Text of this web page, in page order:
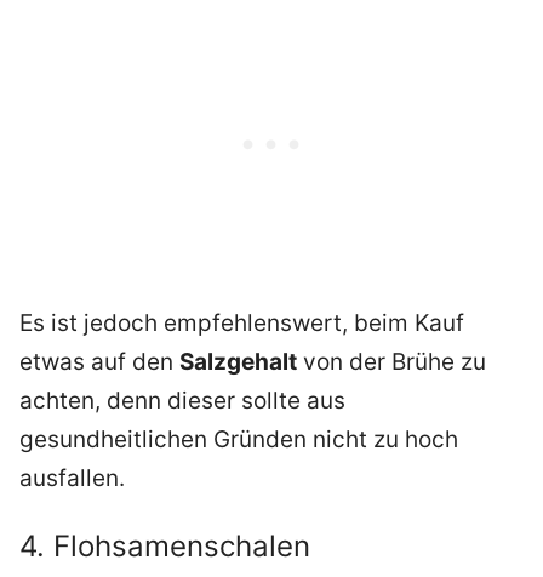
Es ist jedoch empfehlenswert, beim Kauf
etwas auf den Salzgehalt von der Brühe zu
achten, denn dieser sollte aus
gesundheitlichen Gründen nicht zu hoch
ausfallen.
4. Flohsamenschalen